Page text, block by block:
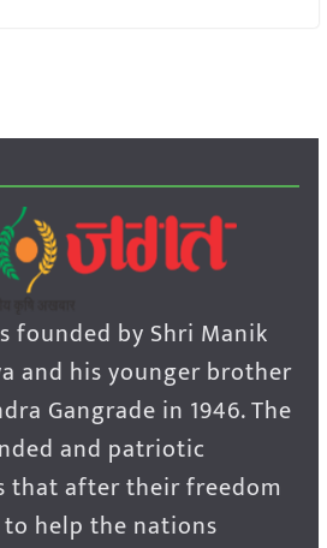
founded by Shri Manik
and his younger brother
Gangrade in 1946. The
and patriotic
that after their freedom
help the nations